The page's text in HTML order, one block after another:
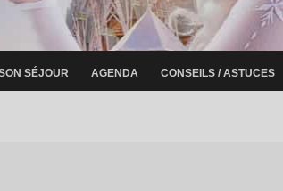
SÉJOUR AGENDA CONSEILS / ASTUCES